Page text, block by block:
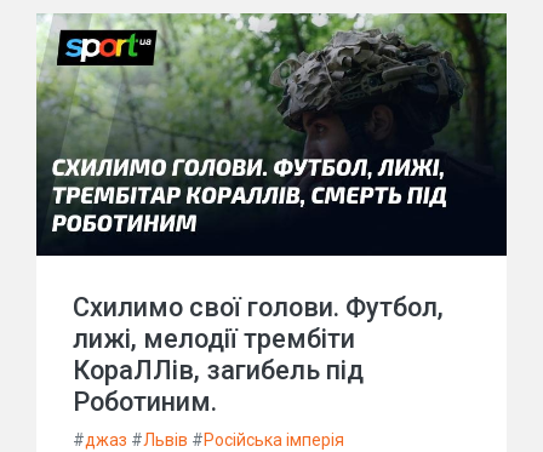
Схилимо свої голови. Футбол,
лижі, мелодії трембіти
КораЛЛів, загибель під
Роботиним.
#джаз #Львів #Російська імперія